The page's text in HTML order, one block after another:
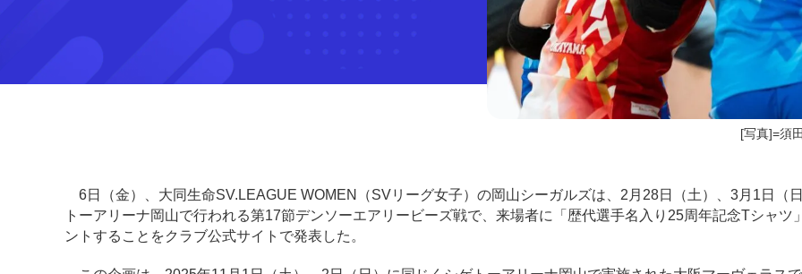
[写真]=須
6日（金）、大同生命SV.LEAGUE WOMEN（SVリーグ女子）の岡山シーガルズは、2月28日（土）、3月1日（
トーアリーナ岡山で行われる第17節デンソーエアリービーズ戦で、来場者に「歴代選手名入り25周年記念Tシャツ
ントすることをクラブ公式サイトで発表した。